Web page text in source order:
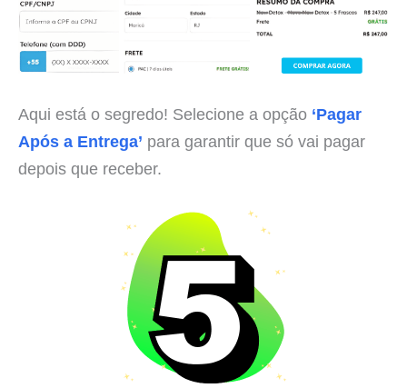
Aqui está o segredo! Selecione a opção ‘Pagar
Após a Entrega’ para garantir que só vai pagar
depois que receber.